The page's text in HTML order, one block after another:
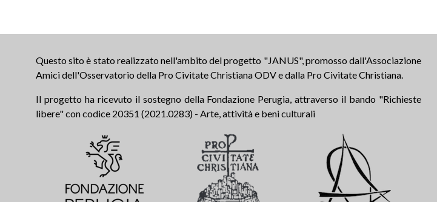
Questo sito è stato realizzato nell'ambito del progetto "JANUS", promosso dall'Associazione
Amici dell'Osservatorio della Pro Civitate Christiana ODV e dalla Pro Civitate Christiana.
Il progetto ha ricevuto il sostegno della Fondazione Perugia, attraverso il bando "Richieste
libere" con codice 20351 (2021.0283) - Arte, attività e beni culturali